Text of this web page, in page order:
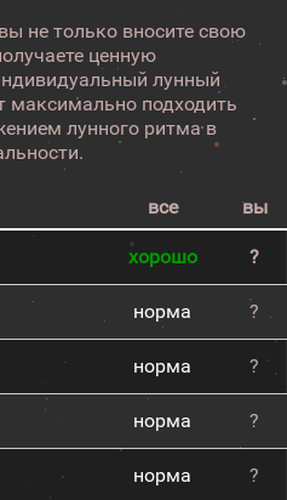
не только вносите свою
ценную
лунный
максимально подходить
лунного ритма в
все вы
хорошо ?
норма ?
норма ?
норма ?
норма ?